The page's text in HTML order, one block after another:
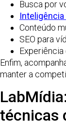
Busca por
Inteligência
Conteúdo
SEO para
Experiência
Enfim,
manter a
técnicas